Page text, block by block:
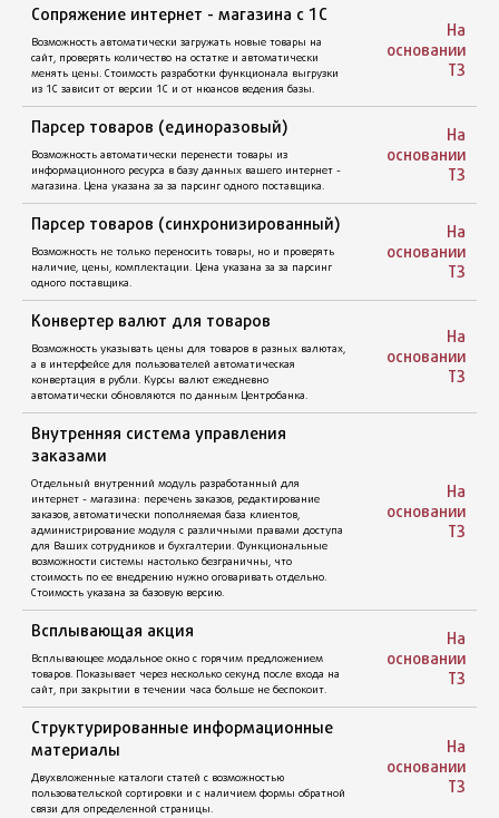
вашей компании.
Квиз - предпродажный опрос или
анкетирование
Разработка квиза (интерактивного опроса, анкетирования)
любой структуры и наполнения с возможностью модерации,
проходящего в игровой форме, который преследует цель
привлечь потенциального покупателя, своим удобным и
возможность потенциальному потребителю без труда
сориентироваться в отношении выбора товара или услуги и
помогает увеличить конверсию сайта.
Регистрация пользователей (email)
регистрацией и личным кабинетом, с отслеживанием
статусов заказов и статистики покупок.
Регистрация пользователей (SMS)
Более продвинутая регистрация, отправляет код доступа
пользователю через СМС. Возможность оформления заказа
для пользователя с регистрацией и личным кабинетом, с
отслеживанием статусов заказов и статистики покупок.
Регистрация пользователей (SMS и
email)
Дает пользователю возможность выбрать способ
Интеграция онлайн - оплаты
Возможность пользователям оплачивать свой заказ прямо на
сайте выбранным способом: картой, переводом,
электронными деньгами и др. Стоимость интеграции и
разработки онлайн-оплаты зависит от выбранного
платежного агрегатора или платежного решения банка
На
основании
ТЗ
На
основании
ТЗ
На
основании
ТЗ
На
основании
ТЗ
На
основании
ТЗ
На
основании
ТЗ
На
основании
ТЗ